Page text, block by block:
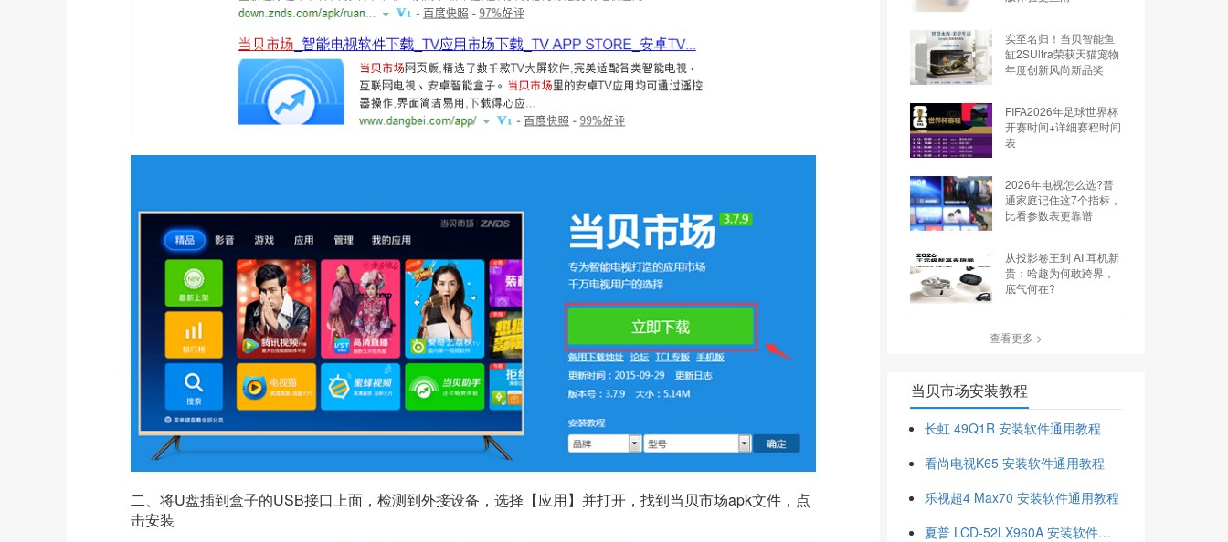
二、将U盘插到盒子的USB接口上面，检测到外接设备，选择【应用】并打开，找到当贝市场apk文件，点
击安装
实至名归！当贝智能鱼
缸2SUltra荣获天猫宠物
年度创新风尚新品奖
FIFA2026年足球世界杯
开赛时间+详细赛程时间
表
2026年电视怎么选?普
通家庭记住这7个指标，
比看参数表更靠谱
从投影卷王到 AI 耳机新
贵：哈趣为何敢跨界，
底气何在?
查看更多 >
当贝市场安装教程
长虹 49Q1R 安装软件通用教程
看尚电视K65 安装软件通用教程
乐视超4 Max70 安装软件通用教程
夏普 LCD-52LX960A 安装软件通用教程